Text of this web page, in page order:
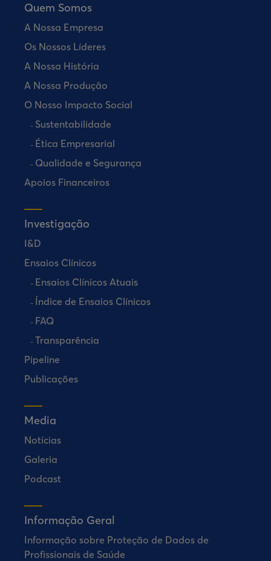
Quem Somos
A Nossa Empresa
Os Nossos Líderes
A Nossa História
A Nossa Produção
O Nosso Impacto Social
Sustentabilidade
Ética Empresarial
Qualidade e Segurança
Apoios Financeiros
Investigação
I&D
Ensaios Clínicos
Ensaios Clínicos Atuais
Índice de Ensaios Clínicos
FAQ
Transparência
Pipeline
Publicações
Media
Notícias
Galeria
Podcast
Informação Geral
Informação sobre Proteção de Dados de
Profissionais de Saúde